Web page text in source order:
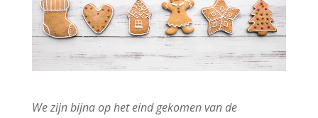
We zijn bijna op het eind gekomen van de